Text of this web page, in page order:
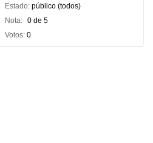
Estado: público (todos)
Nota: 0 de 5
Votos: 0